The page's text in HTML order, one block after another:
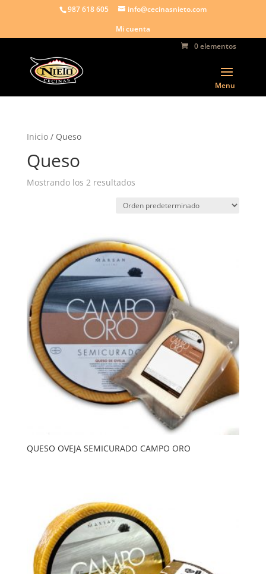
987 618 605
info@cecinasnieto.com
Mi cuenta
0 elementos
Inicio/ Queso
Queso
Mostrando los 2 resultados
QUESO OVEJA SEMICURADO CAMPO ORO